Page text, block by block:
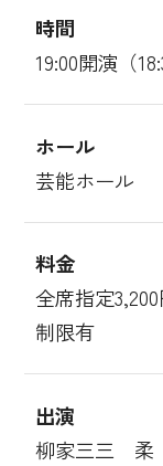
時間
19:00開演（
ホール
芸能ホール
料金
全席指定
制限有
出演
柳家三三 柔